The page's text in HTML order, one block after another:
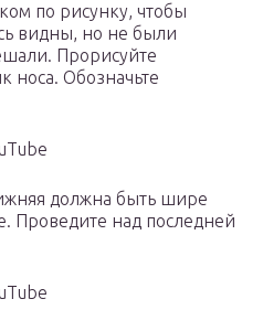
по рисунку, чтобы
видны, но не были
Прорисуйте
носа. Обозначьте
должна быть шире
Проведите над последней